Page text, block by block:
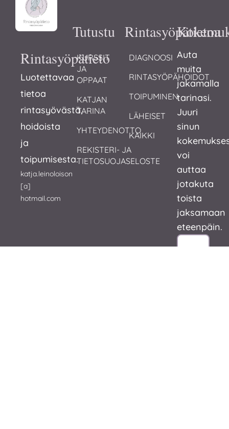
Rintasyöpätieto
Luotettavaa
tietoa
rintasyövästä,
hoidoista
ja
toipumisesta.
katja.leinoloison
[a]
hotmail.com
Tutustu
KURSSIT
JA
OPPAAT
KATJAN
TARINA
YHTEYDENOTTO
REKISTERI- JA
TIETOSUOJASELOSTE
Rintasyöpätietoa
DIAGNOOSI
RINTASYÖPÄHOIDOT
TOIPUMINEN
LÄHEISET
KAIKKI
Auta
muita
jakamalla
tarinasi.
Juuri
sinun
voi
auttaa
jotakuta
toista
jaksamaan
eteenpäin.